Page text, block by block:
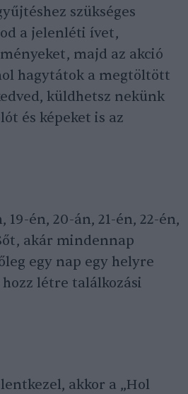
szükséges
a jelenléti ívet,
majd az akció
hagytátok a megtöltött
küldhetsz nekünk
és képeket is az
19-én, 20-án, 21-én, 22-én,
akár mindennap
egy nap egy helyre
létre találkozási
akkor a „Hol